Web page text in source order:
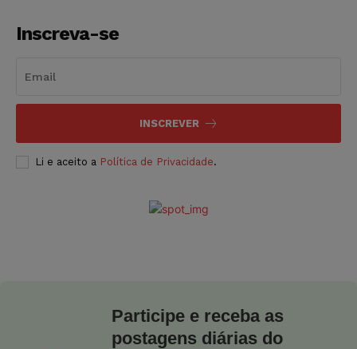
Inscreva-se
INSCREVER
Li e aceito a Política de Privacidade.
Participe e receba as
postagens diárias do